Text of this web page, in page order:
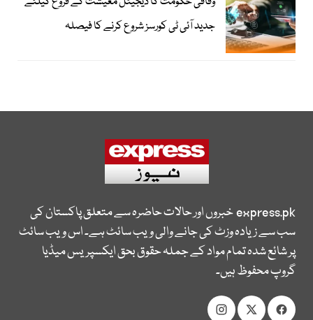
جدید آئی ٹی کورسز شروع کرنے کا فیصلہ
express.pkخبروں اور حالات حاضرہ سے متعلق پاکستان کی
سب سے زیادہ وزٹ کی جانے والی ویب سائٹ ہے۔ اس ویب سائٹ
پر شائع شدہ تمام مواد کے جملہ حقوق بحق ایکسپریس میڈیا
گروپ محفوظ ہیں۔